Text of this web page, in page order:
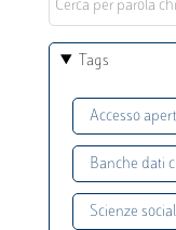
Tags
Accesso
Banche dati
Scienze